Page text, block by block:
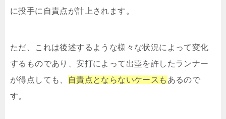
に投手に自責点が計上されます。
ただ、これは後述するような様々な状況によって変化
するものであり、安打によって出塁を許したランナー
が得点しても、
自責点とならないケースも あるので
す。